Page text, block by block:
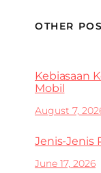
OTHER
Kebiasaan
Mobil
August 7,
Jenis-Jenis
June 17, 2026